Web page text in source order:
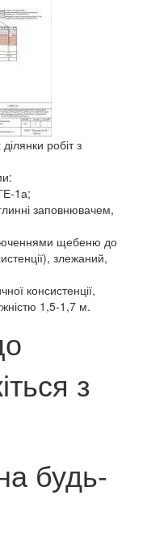
робіт з
1а;
заповнювачем,
щебеню до
злежаний,
консистенції,
1,5-1,7 м.
з
будь-